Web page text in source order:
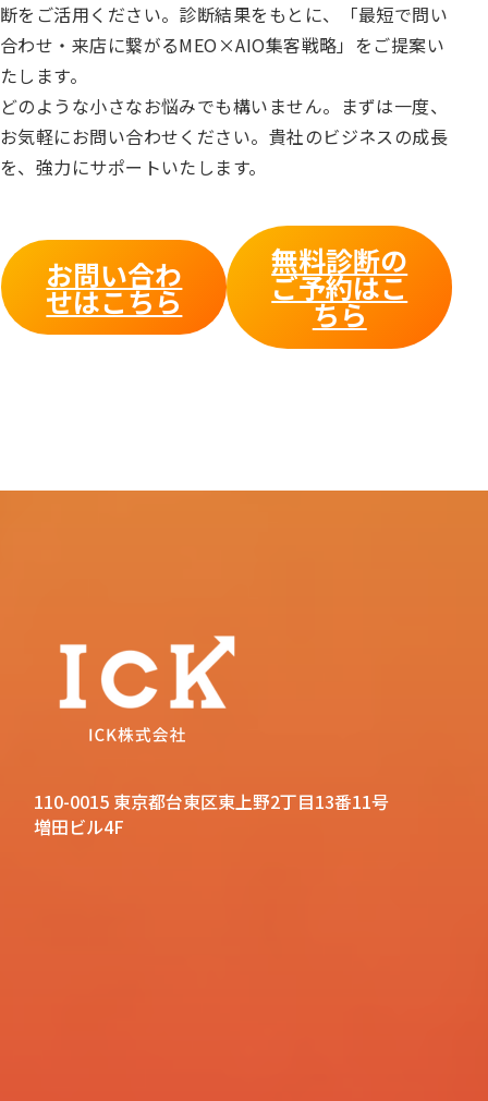
断をご活用ください。診断結果をもとに、「最短で問い
合わせ・来店に繋がるMEO×AIO集客戦略」をご提案い
たします。
どのような小さなお悩みでも構いません。まずは一度、
お気軽にお問い合わせください。貴社のビジネスの成長
を、強力にサポートいたします。
お問い合わ
せはこちら
無料診断の
ご予約はこ
ちら
110-0015 東京都台東区東上野2丁目13番11号
増田ビル4F